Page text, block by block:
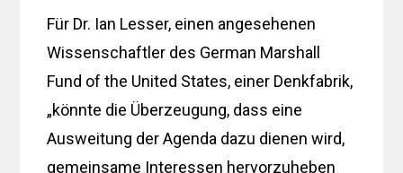
Für Dr. Ian Lesser, einen angesehenen
Wissenschaftler des German Marshall
Fund of the United States, einer Denkfabrik,
„könnte die Überzeugung, dass eine
Ausweitung der Agenda dazu dienen wird,
gemeinsame Interessen hervorzuheben